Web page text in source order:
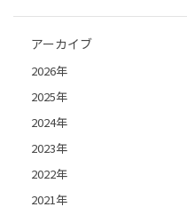
アーカイブ
2026年
2025年
2024年
2023年
2022年
2021年